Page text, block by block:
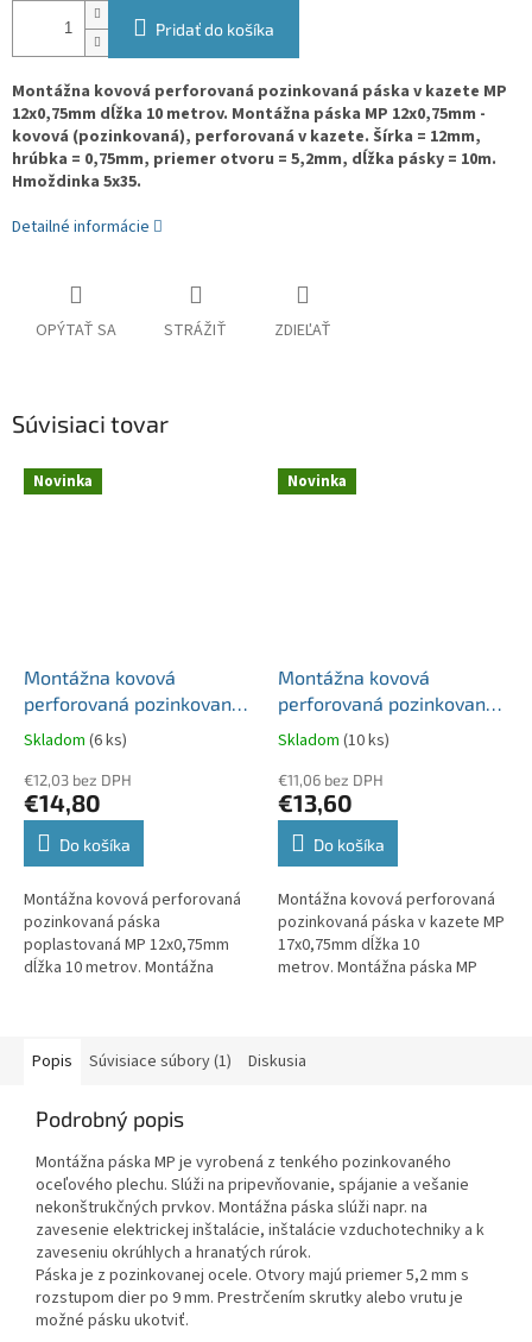
Pridať do košíka
Montážna kovová perforovaná pozinkovaná páska v kazete MP
12x0,75mm dĺžka 10 metrov. Montážna páska MP 12x0,75mm -
kovová (pozinkovaná), perforovaná v kazete. Šírka = 12mm,
hrúbka = 0,75mm, priemer otvoru = 5,2mm, dĺžka pásky = 10m.
Hmoždinka 5x35.
Detailné informácie
OPÝTAŤ SA STRÁŽIŤ ZDIEĽAŤ
Súvisiaci tovar
Novinka
Montážna kovová
perforovaná pozinkovaná
páska poplastovaná MP
12x0,75mm dĺžka 10
metrov
Skladom (6 ks)
€12,03 bez DPH
€14,80
Do košíka
Montážna kovová perforovaná
pozinkovaná páska
poplastovaná MP 12x0,75mm
dĺžka 10 metrov. Montážna
Novinka
Montážna kovová
perforovaná pozinkovaná
páska v kazete MP
17x0,75mm dĺžka 10
metrov
Skladom (10 ks)
€11,06 bez DPH
€13,60
Do košíka
Montážna kovová perforovaná
pozinkovaná páska v kazete MP
17x0,75mm dĺžka 10
metrov. Montážna páska MP
Popis
Súvisiace súbory (1) Diskusia
Podrobný popis
Montážna páska MP je vyrobená z tenkého pozinkovaného
oceľového plechu. Slúži na pripevňovanie, spájanie a vešanie
nekonštrukčných prvkov. Montážna páska slúži napr. na
zavesenie elektrickej inštalácie, inštalácie vzduchotechniky a k
zaveseniu okrúhlych a hranatých rúrok.
Páska je z pozinkovanej ocele. Otvory majú priemer 5,2 mm s
rozstupom dier po 9 mm. Prestrčením skrutky alebo vrutu je
možné pásku ukotviť.